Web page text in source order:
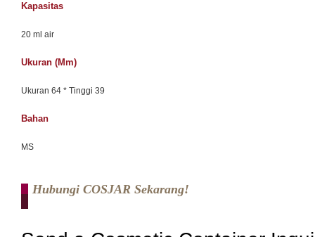
Kapasitas
20 ml air
Ukuran (mm)
Ukuran 64 * Tinggi 39
Bahan
MS
Hubungi COSJAR Sekarang!